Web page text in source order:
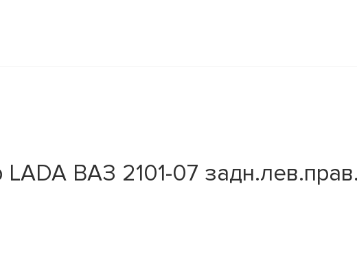
ВАЗ 2101-07